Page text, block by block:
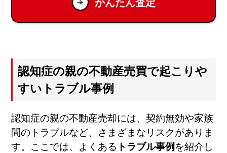
かんたん査定
認知症の親の不動産売買で起こりや
すいトラブル事例
認知症の親の不動産売却には、契約無効や家族
間のトラブルなど、さまざまなリスクがありま
す。ここでは、よくある トラブル事例 を紹介し